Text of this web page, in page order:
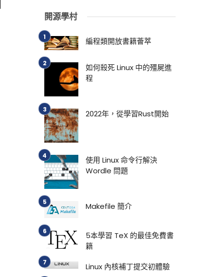
開源學村
編程類開放書籍薈萃
如何殺死 Linux 中的殭屍進
程
2022年，從學習Rust開始
使用 Linux 命令行解決
Wordle 問題
Makefile 簡介
5本學習 TeX 的最佳免費書
籍
Linux 內核補丁提交初體驗